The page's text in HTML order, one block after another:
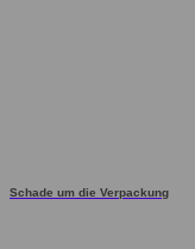
Schade um die Verpackung